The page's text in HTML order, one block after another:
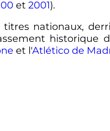
et 2001).
nationaux,
historique
et l'Atlético de